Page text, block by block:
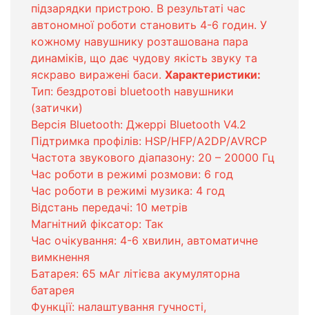
підзарядки пристрою. В результаті час
автономної роботи становить 4-6 годин. У
кожному навушнику розташована пара
динаміків, що дає чудову якість звуку та
яскраво виражені баси. Характеристики:
Тип: бездротові bluetooth навушники
(затички)
Версія Bluetooth: Джеррі Bluetooth V4.2
Підтримка профілів: HSP/HFP/A2DP/AVRCP
Частота звукового діапазону: 20 – 20000 Гц
Час роботи в режимі розмови: 6 год
Час роботи в режимі музика: 4 год
Відстань передачі: 10 метрів
Магнітний фіксатор: Так
Час очікування: 4-6 хвилин, автоматичне
вимкнення
Батарея: 65 мАг літієва акумуляторна
батарея
Функції: налаштування гучності,